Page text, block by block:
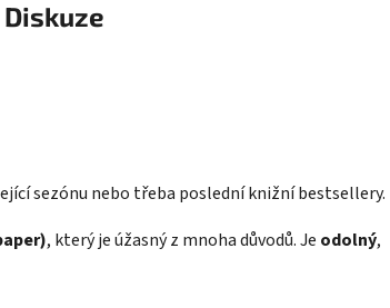
Diskuze
sezónu nebo třeba poslední knižní bestsellery.
, který je úžasný z mnoha důvodů. Je odolný,